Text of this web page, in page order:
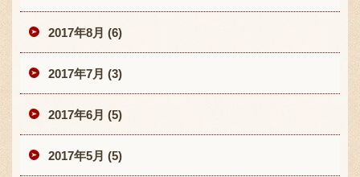
2017年8月 (6)
2017年7月 (3)
2017年6月 (5)
2017年5月 (5)